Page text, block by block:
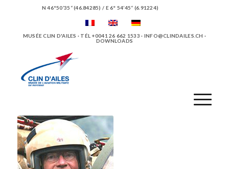
N 46°50’35“ (46.84285) / E 6° 54’45“ (6.91224)
MUSÉE CLIN D'AILES · TÉL +0041 26 662 1533 · INFO@CLINDAILES.CH ·
DOWNLOADS